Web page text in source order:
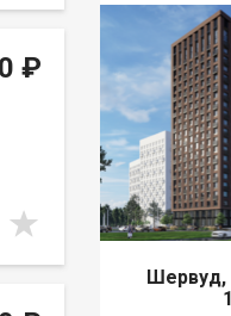
₽
Шервуд,